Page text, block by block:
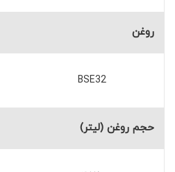
روغن
BSE32
حجم روغن (لیتر)